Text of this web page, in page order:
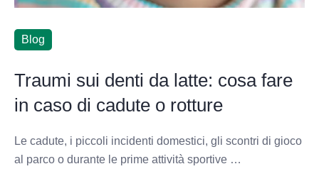
Blog
Traumi sui denti da latte: cosa fare
in caso di cadute o rotture
Le cadute, i piccoli incidenti domestici, gli scontri di gioco
al parco o durante le prime attività sportive …